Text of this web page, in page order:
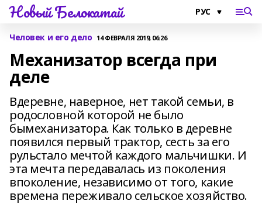
Новый Белокатай
Человек и его дело 14 ФЕВРАЛЯ 2019, 06:26
Механизатор всегда при
деле
Вдеревне, наверное, нет такой семьи, в
родословной которой не было
бымеханизатора. Как только в деревне
появился первый трактор, сесть за его
рульстало мечтой каждого мальчишки. И
эта мечта передавалась из поколения
впоколение, независимо от того, какие
времена переживало сельское хозяйство.